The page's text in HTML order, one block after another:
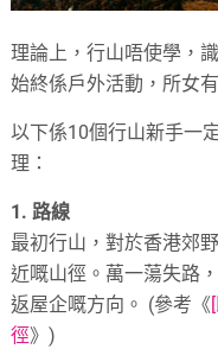
理論上，行山唔使學，
始終係戶外活動，所女
以下係10個行山新手一
理：
1. 路線
最初行山，對於香港郊
近嘅山徑。萬一蕩失路
返屋企嘅方向。 (參考《
徑》)